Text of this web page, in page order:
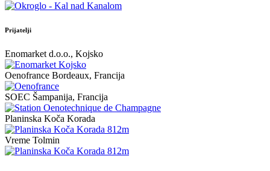
Prijatelji
Enomarket d.o.o., Kojsko
Oenofrance Bordeaux, Francija
SOEC Šampanija, Francija
Planinska Koča Korada
Vreme Tolmin